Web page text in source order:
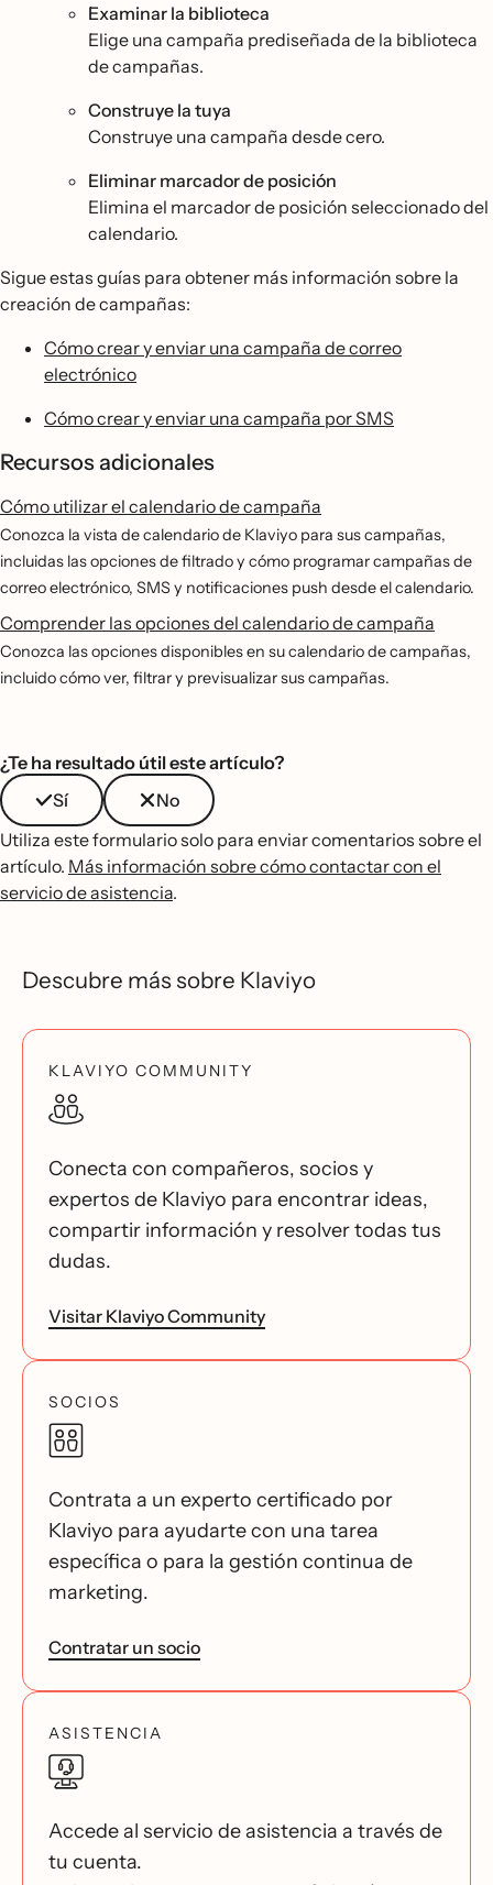
Examinar la biblioteca
Elige una campaña prediseñada de la biblioteca
de campañas.
Construye la tuya
Construye una campaña desde cero.
Eliminar marcador de posición
Elimina el marcador de posición seleccionado del
calendario.
Sigue estas guías para obtener más información sobre la
creación de campañas:
Cómo crear y enviar una campaña de correo
electrónico
Cómo crear y enviar una campaña por SMS
Recursos adicionales
Cómo utilizar el calendario de campaña
Conozca la vista de calendario de Klaviyo para sus campañas,
incluidas las opciones de filtrado y cómo programar campañas de
correo electrónico, SMS y notificaciones push desde el calendario.
Comprender las opciones del calendario de campaña
Conozca las opciones disponibles en su calendario de campañas,
incluido cómo ver, filtrar y previsualizar sus campañas.
¿Te ha resultado útil este artículo?
Sí
No
Utiliza este formulario solo para enviar comentarios sobre el
artículo. Más información sobre cómo contactar con el
servicio de asistencia.
Descubre más sobre Klaviyo
KLAVIYO COMMUNITY
Conecta con compañeros, socios y
expertos de Klaviyo para encontrar ideas,
compartir información y resolver todas tus
dudas.
Visitar Klaviyo Community
SOCIOS
Contrata a un experto certificado por
Klaviyo para ayudarte con una tarea
específica o para la gestión continua de
marketing.
Contratar un socio
ASISTENCIA
Accede al servicio de asistencia a través de
tu cuenta.